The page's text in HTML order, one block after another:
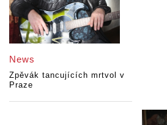
News
Zpěvák tancujících mrtvol v
Praze